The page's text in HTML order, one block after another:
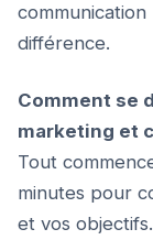
différence.
Comment se
marketing et
Tout
minutes pour
et vos